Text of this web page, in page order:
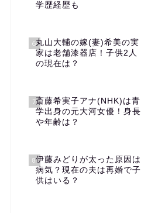
学歴経歴も
6丸山大輔の嫁(妻)希美の実
家は老舗漆器店！子供2人
の現在は？
7斎藤希実子アナ(NHK)は青
学出身の元大河女優！身長
や年齢は？
8伊藤みどりが太った原因は
病気？現在の夫は再婚で子
供はいる？